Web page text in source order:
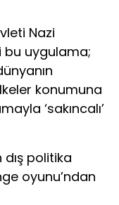
Nazi
bu uygulama;
konumuna
‘sakıncalı’
dış politika
oyunu’ndan